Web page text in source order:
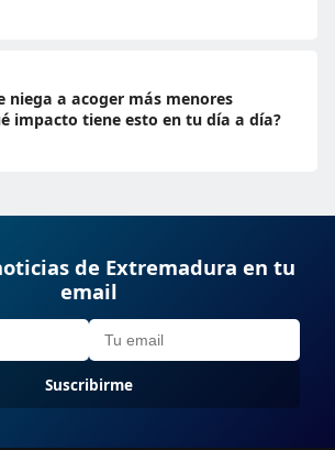
niega a acoger más menores
impacto tiene esto en tu día a día?
de Extremadura en tu
email
Suscribirme